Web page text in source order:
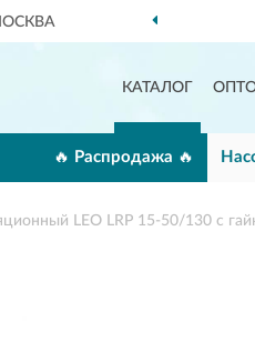
КАТАЛОГ
🔥 Распродажа 🔥
LEO LRP 15-50/130 с